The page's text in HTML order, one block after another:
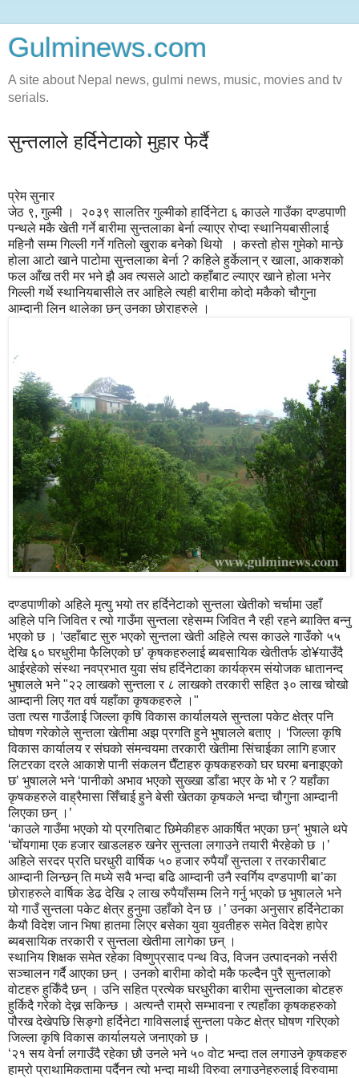
Gulminews.com
A site about Nepal news, gulmi news, music, movies and tv
serials.
सुन्तलाले हर्दिनेटाको मुहार फेर्दै
प्रेम सुनार
जेठ ९, गुल्मी । २०३९ सालतिर गुल्मीको हार्दिनेटा ६ काउले गाउँका दण्डपाणी
पन्थले मकै खेती गर्ने बारीमा सुन्तलाका बेर्ना ल्याएर रोप्दा स्थानियबासीलाई
महिनौ सम्म गिल्ली गर्ने गतिलो खुराक बनेको थियो । कस्तो होस गुमेको मान्छे
होला आटो खाने पाटोमा सुन्तलाका बेर्ना ? कहिले हुर्केलान् र खाला, आकशको
फल आँख तरी मर भने झै अव त्यसले आटो कहाँबाट ल्याएर खाने होला भनेर
गिल्ली गर्थे स्थानियबासीले तर आहिले त्यही बारीमा कोदो मकैको चौगुना
आम्दानी लिन थालेका छन् उनका छोराहरुले ।
दण्डपाणीको अहिले मृत्यु भयो तर हर्दिनेटाको सुन्तला खेतीको चर्चामा उहाँ
अहिले पनि जिवित र त्यो गाउँमा सुन्तला रहेसम्म जिवित नै रही रहने ब्याक्ति बन्नु
भएको छ । ‘उहाँबाट सुरु भएको सुन्तला खेती अहिले त्यस काउले गाउँको ५५
देखि ६० घरधुरीमा फैलिएको छ’ कृषकहरुलाई ब्यबसायिक खेतीतर्फ डो¥याउँदै
आईरहेको संस्था नवप्रभात युवा संघ हर्दिनेटाका कार्यक्रम संयोजक धातानन्द
भुषालले भने "२२ लाखको सुन्तला र ८ लाखको तरकारी सहित ३० लाख चोखो
आम्दानी लिए गत वर्ष यहाँका कृषकहरुले ।"
उता त्यस गाउँलाई जिल्ला कृषि विकास कार्यालयले सुन्तला पकेट क्षेत्र पनि
घोषण गरेकोले सुन्तला खेतीमा अझ प्रगति हुने भुषालले बताए । ‘जिल्ला कृषि
विकास कार्यालय र संघको संमन्वयमा तरकारी खेतीमा सिंचाईका लागि हजार
लिटरका दरले आकाशे पानी संकलन घैँटाहरु कृषकहरुको घर घरमा बनाइएको
छ’ भुषालले भने ‘पानीको अभाव भएको सुख्खा डाँडा भएर के भो र ? यहाँका
कृषकहरुले वाह्रैमासा सिँचाई हुने बेसी खेतका कृषकले भन्दा चौगुना आम्दानी
लिएका छन् ।’
‘काउले गाउँमा भएको यो प्रगतिबाट छिमेकीहरु आकर्षित भएका छन्’ भुषाले थपे
‘चोँयगामा एक हजार खाडलहरु खनेर सुन्तला लगाउने तयारी भैरहेको छ ।’
अहिले सरदर प्रति घरधुरी वार्षिक ५० हजार रुपैयाँ सुन्तला र तरकारीबाट
आम्दानी लिन्छन् ति मध्ये सवै भन्दा बढि आम्दानी उनै स्वर्गिय दण्डपाणी बा’का
छोराहरुले वार्षिक डेढ देखि २ लाख रुपैयाँसम्म लिने गर्नु भएको छ भुषालले भने
यो गाउँ सुन्तला पकेट क्षेत्र हुनुमा उहाँको देन छ ।’ उनका अनुसार हर्दिनेटाका
कैयौ विदेश जान भिषा हातमा लिएर बसेका युवा युवतीहरु समेत विदेश हापेर
ब्यबसायिक तरकारी र सुन्तला खेतीमा लागेका छन् ।
स्थानिय शिक्षक समेत रहेका विष्णुप्रसाद पन्थ विउ, विजन उत्पादनको नर्सरी
सञ्चालन गर्दै आएका छन् । उनको बारीमा कोदो मकै फल्दैन पुरै सुन्तलाको
वोटहरु हुर्किँदै छन् । उनि सहित प्रत्येक घरधुरीका बारीमा सुन्तलाका बोटहरु
हुर्किदै गरेको देख्न सकिन्छ । अत्यन्तै राम्रो सम्भावना र त्यहाँका कृषकहरुको
पौरख देखेपछि सिङ्गो हर्दिनेटा गाविसलाई सुन्तला पकेट क्षेत्र घोषण गरिएको
जिल्ला कृषि विकास कार्यालयले जनाएको छ ।
‘२१ सय वेर्ना लगाउँदै रहेका छौ उनले भने ५० वोट भन्दा तल लगाउने कृषकहरु
हाम्रो प्राथामिकतामा पर्दैनन त्यो भन्दा माथी विरुवा लगाउनेहरुलाई विरुवामा